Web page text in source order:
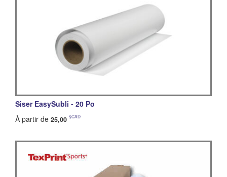
Siser EasySubli - 20 Po
À partir de 25,00 $CAD